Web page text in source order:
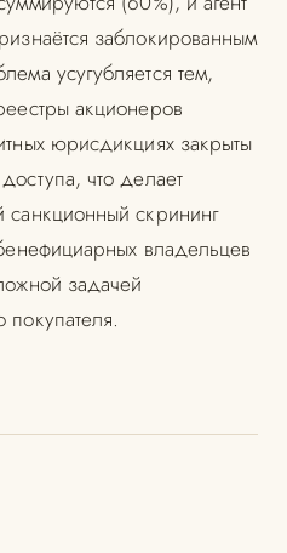
заблокированным
усугубляется тем,
акционеров
юрисдикциях закрыты
что делает
санкционный скрининг
владельцев
задачей
покупателя.